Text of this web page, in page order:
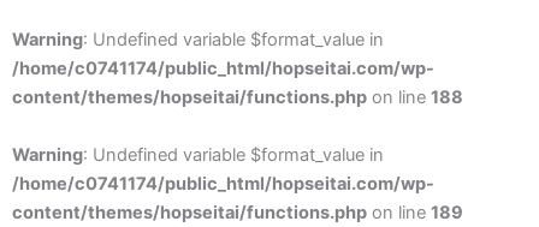
Warning: Undefined variable $format_value in
/home/c0741174/public_html/hopseitai.com/wp-
content/themes/hopseitai/functions.php on line 188
Warning: Undefined variable $format_value in
/home/c0741174/public_html/hopseitai.com/wp-
content/themes/hopseitai/functions.php on line 189